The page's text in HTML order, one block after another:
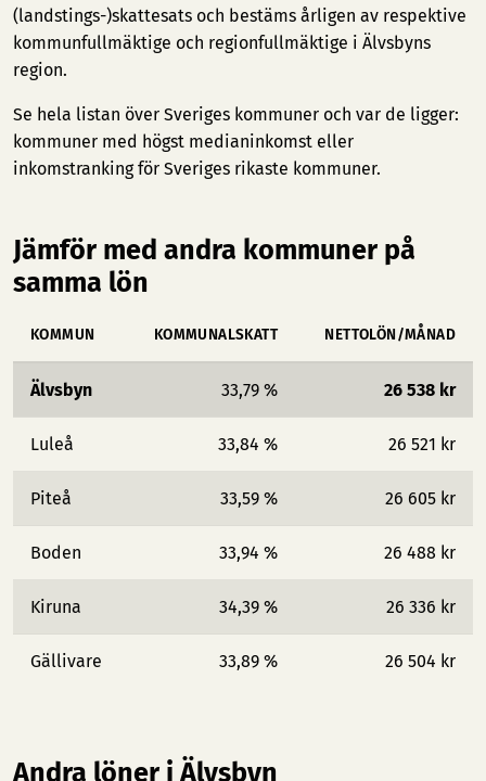
(landstings-)skattesats och bestäms årligen av respektive
kommunfullmäktige och regionfullmäktige i Älvsbyns
region.
Se hela listan över Sveriges kommuner och var de ligger:
kommuner med högst medianinkomst eller
inkomstranking för Sveriges rikaste kommuner.
Jämför med andra kommuner på
samma lön
KOMMUN KOMMUNALSKATT NETTOLÖN/MÅNAD
Älvsbyn 33,79 % 26 538 kr
Luleå 33,84 % 26 521 kr
Piteå 33,59 % 26 605 kr
Boden 33,94 % 26 488 kr
Kiruna 34,39 % 26 336 kr
Gällivare 33,89 % 26 504 kr
Andra löner i Älvsbyn